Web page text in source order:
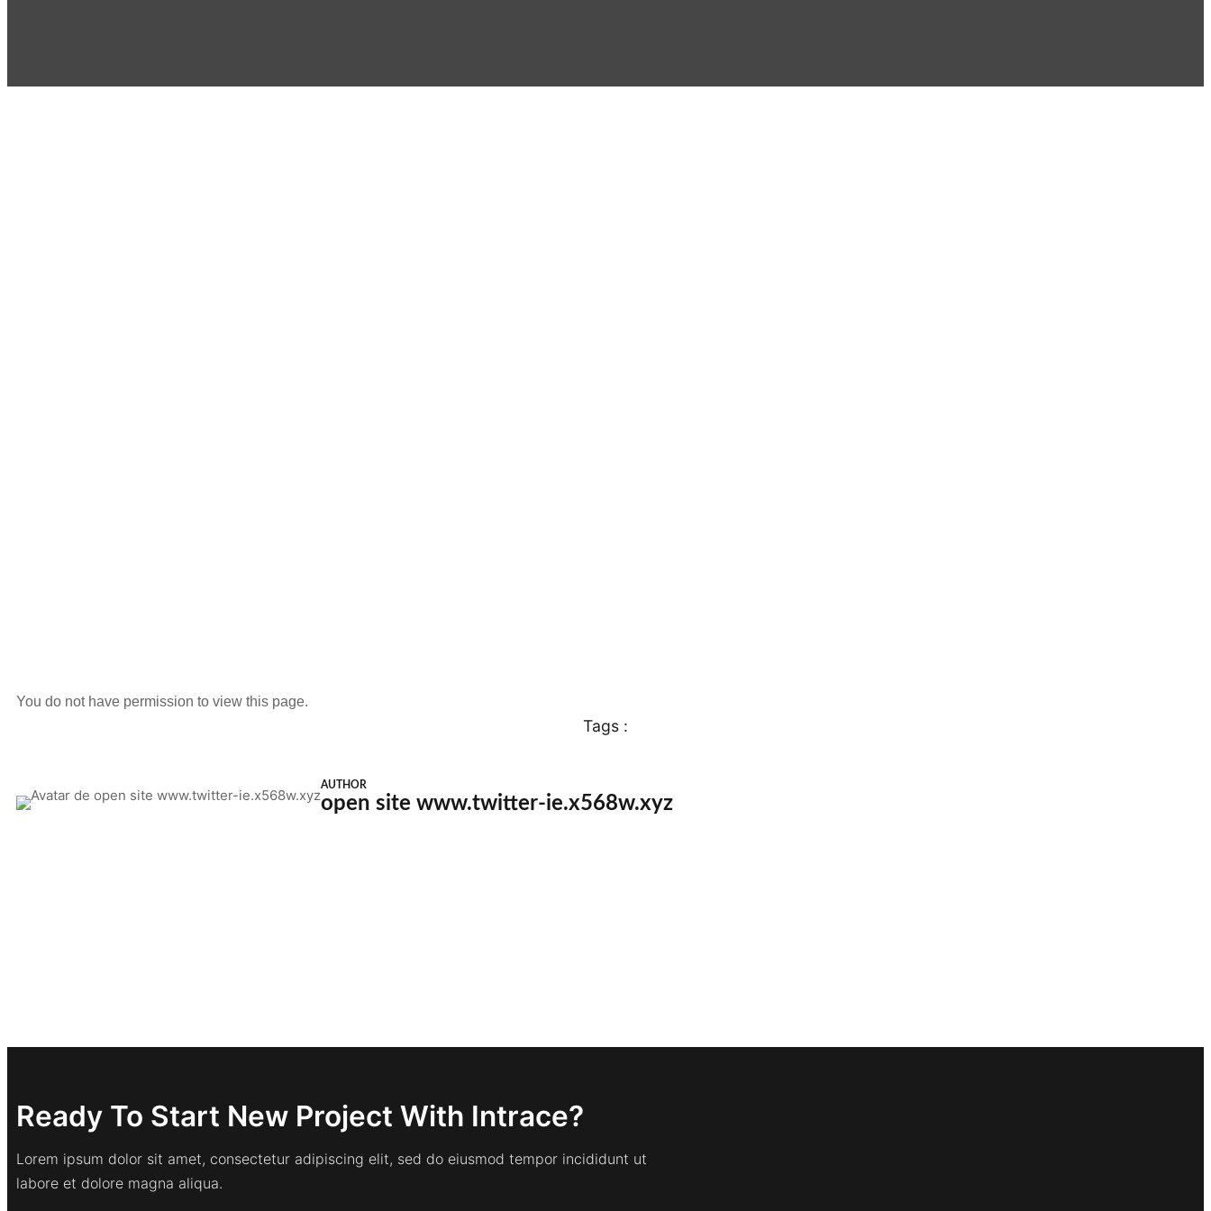
You do not have permission to view this page.
Tags :
AUTHOR
open site www.twitter-ie.x568w.xyz
Ready To Start New Project With Intrace?
Lorem ipsum dolor sit amet, consectetur adipiscing elit, sed do eiusmod tempor incididunt ut
labore et dolore magna aliqua.